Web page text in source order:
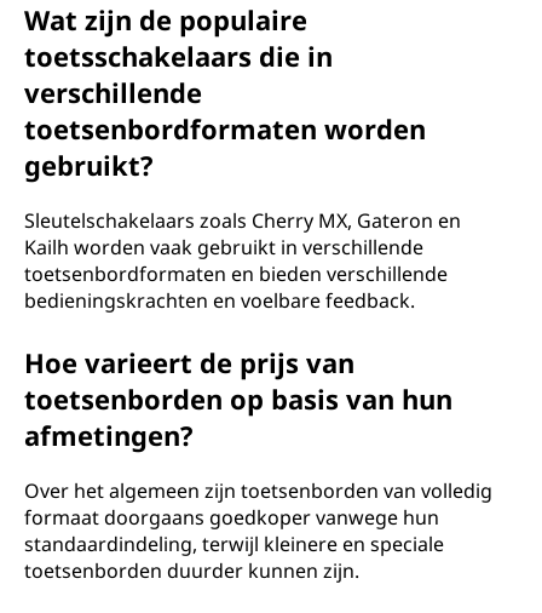
Wat zijn de populaire
toetsschakelaars die in
verschillende
toetsenbordformaten worden
gebruikt?
Sleutelschakelaars zoals Cherry MX, Gateron en
Kailh worden vaak gebruikt in verschillende
toetsenbordformaten en bieden verschillende
bedieningskrachten en voelbare feedback.
Hoe varieert de prijs van
toetsenborden op basis van hun
afmetingen?
Over het algemeen zijn toetsenborden van volledig
formaat doorgaans goedkoper vanwege hun
standaardindeling, terwijl kleinere en speciale
toetsenborden duurder kunnen zijn.